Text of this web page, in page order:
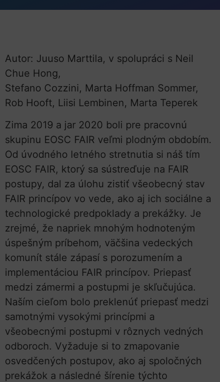
Autor: Juuso Marttila, v spolupráci s Neil
Chue Hong,
Stefano Cozzini, Marta Hoffman Sommer,
Rob Hooft, Liisi Lembinen, Marta Teperek
Zima 2019 a jar 2020 boli pre pracovnú
skupinu EOSC FAIR veľmi plodným obdobím.
Od úvodného letného stretnutia si náš tím
EOSC FAIR, ktorý sa sústreďuje na FAIR
postupy, dal za úlohu zistiť všeobecný stav
FAIR princípov vo vede, ako aj ich sociálne a
technologické predpoklady a prekážky. Je
zrejmé, že napriek mnohým hodnoteným
úspešným príbehom, väčšina vedeckých
komunít stále zápasí s porozumením a
implementáciou FAIR princípov. Priepasť
medzi zámermi a postupmi je skľučujúca.
Naším cieľom bolo preklenúť priepasť medzi
samotnými vysokými princípmi a
všeobecnými postupmi v rôznych vedných
odboroch. Vyžaduje si to zmapovanie
osvedčených postupov, ako aj spoločných
prekážok a následné šírenie týchto